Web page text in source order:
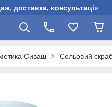
доставка, консультація
Сиваш Сольовий